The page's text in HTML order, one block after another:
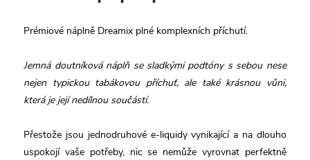
Prémiové náplně Dreamix plné komplexních příchutí.
Jemná doutníková náplň se sladkými podtóny s sebou nese
nejen typickou tabákovou příchuť, ale také krásnou vůni,
která je její nedílnou součástí.
Přestože jsou jednodruhové e-liquidy vynikající a na dlouho
uspokojí vaše potřeby, nic se nemůže vyrovnat perfektně